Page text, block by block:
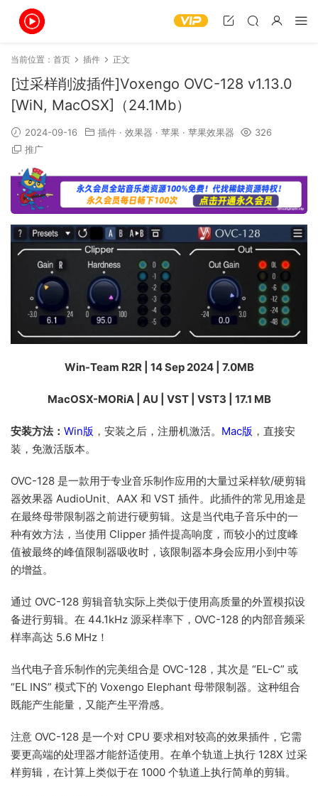
当前位置： 首页 插件 正文
[过采样削波插件]Voxengo OVC-128 v1.13.0
[WiN, MacOSX]（24.1Mb）
2024-09-16 插件 · 效果器 · 苹果 · 苹果效果器
326
推广
Win-Team R2R | 14 Sep 2024 | 7.0MB
MacOSX-MORiA | AU | VST | VST3 | 17.1 MB
安装方法： Win版 ，安装之后，注册机激活。 Mac版 ，直接安
装，免激活版本。
OVC-128 是一款用于专业音乐制作应用的大量过采样软/硬剪辑
器效果器 AudioUnit、AAX 和 VST 插件。此插件的常见用途是
在最终母带限制器之前进行硬剪辑。这是当代电子音乐中的一
种有效方法，当使用 Clipper 插件提高响度，而较小的过度峰
值被最终的峰值限制器吸收时，该限制器本身会应用小到中等
的增益。
通过 OVC-128 剪辑音轨实际上类似于使用高质量的外置模拟设
备进行剪辑。在 44.1kHz 源采样率下，OVC-128 的内部音频采
样率高达 5.6 MHz！
当代电子音乐制作的完美组合是 OVC-128，其次是 “EL-C” 或
“EL INS” 模式下的 Voxengo Elephant 母带限制器。这种组合
既能产生能量，又能产生平滑感。
注意 OVC-128 是一个对 CPU 要求相对较高的效果插件，它需
要更高端的处理器才能舒适使用。在单个轨道上执行 128X 过采
样剪辑，在计算上类似于在 1000 个轨道上执行简单的剪辑。